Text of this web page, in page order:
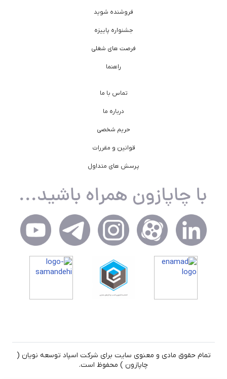
فروشنده شوید
جشنواره پاییزه
فرصت های شغلی
راهنما
تماس با ما
درباره ما
حریم شخصی
قوانین و مقررات
پرسش های متداول
تمام حقوق مادی و معنوی سایت برای شرکت اسپاد توسعه نویان (
چاپازون ) محفوظ است.